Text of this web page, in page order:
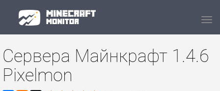
Сервера Майнкрафт 1.4.6
Pixelmon